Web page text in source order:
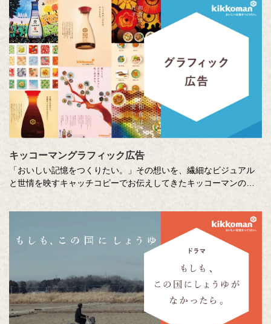
各年代から数多くのこころあたたまる作品が寄せられています。
少し前向きになれる、今が大切になる。そんな「おいしい記憶」
をつづった、歴代の受賞作品をご紹介します。
キッコーマングラフィック広告
「おいしい記憶をつくりたい。」その想いを、繊細なビジュアル
と世情を映すキャッチコピーでお伝えしてきたキッコーマンの企
品について、寄せてくださったコメントも紹介しています。